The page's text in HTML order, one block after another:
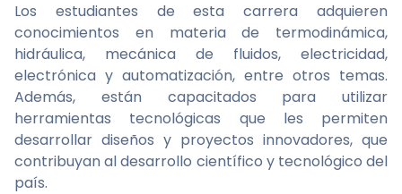
Los estudiantes de esta carrera adquieren
conocimientos en materia de termodinámica,
hidráulica, mecánica de fluidos, electricidad,
electrónica y automatización, entre otros temas.
Además, están capacitados para utilizar
herramientas tecnológicas que les permiten
desarrollar diseños y proyectos innovadores, que
contribuyan al desarrollo científico y tecnológico del
país.